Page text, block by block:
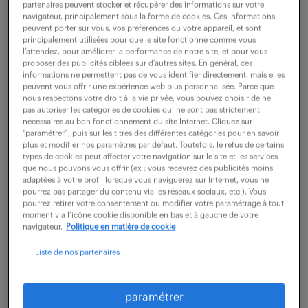
ne ratez aucune
opportunité.
recevez chaque semaine par mail les offres qui
correspondent à votre dernière recherche.
créer une alerte
partagez-nous
partenaires peuvent stocker et récupérer des informations sur votre
navigateur, principalement sous la forme de cookies. Ces informations
peuvent porter sur vous, vos préférences ou votre appareil, et sont
principalement utilisées pour que le site fonctionne comme vous
l’attendez, pour améliorer la performance de notre site, et pour vous
proposer des publicités ciblées sur d’autres sites. En général, ces
informations ne permettent pas de vous identifier directement, mais elles
peuvent vous offrir une expérience web plus personnalisée. Parce que
nous respectons votre droit à la vie privée, vous pouvez choisir de ne
pas autoriser les catégories de cookies qui ne sont pas strictement
nécessaires au bon fonctionnement du site Internet. Cliquez sur
“paramétrer”, puis sur les titres des différentes catégories pour en savoir
plus et modifier nos paramètres par défaut. Toutefois, le refus de certains
types de cookies peut affecter votre navigation sur le site et les services
que nous pouvons vous offrir (ex : vous recevrez des publicités moins
adaptées à votre profil lorsque vous naviguerez sur Internet, vous ne
pourrez pas partager du contenu via les réseaux sociaux, etc.). Vous
pourrez retirer votre consentement ou modifier votre paramétrage à tout
moment via l’icône cookie disponible en bas et à gauche de votre
navigateur.
Politique en matière de cookie
Liste de nos partenaires
paramétrer